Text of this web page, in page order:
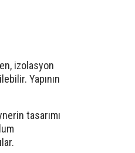
izolasyon
Yapının
tasarımı